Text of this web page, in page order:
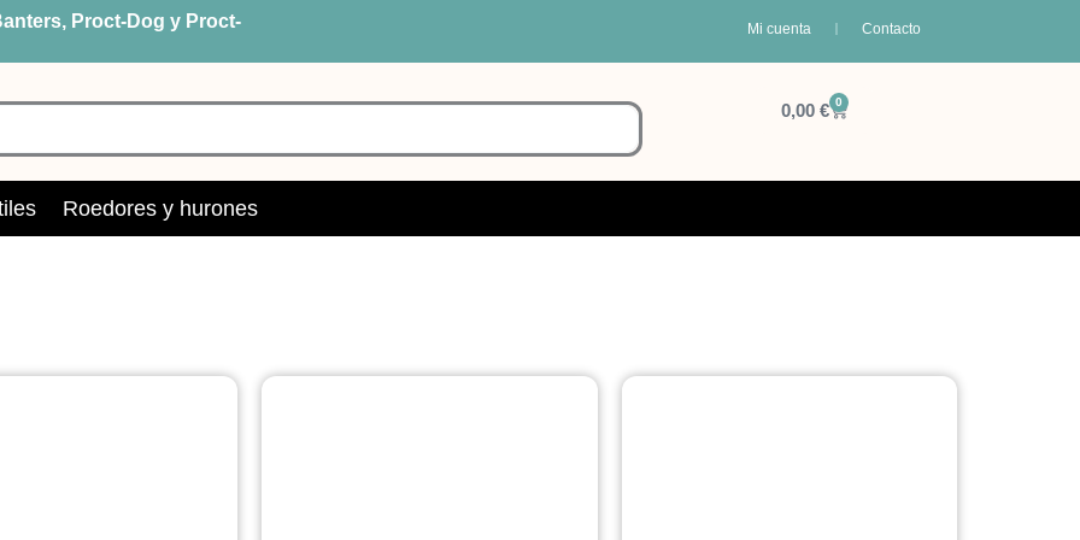
Proct-Dog y Proct-
Mi cuenta Contacto
0,00 € 0
Carrito
Roedores y hurones